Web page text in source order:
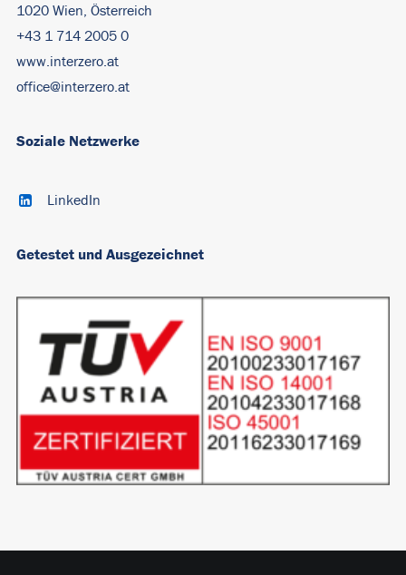
1020 Wien, Österreich
+43 1 714 2005 0
www.interzero.at
office@interzero.at
Soziale Netzwerke
LinkedIn
Getestet und Ausgezeichnet